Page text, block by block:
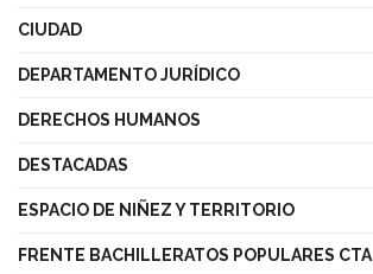
CIUDAD
DEPARTAMENTO JURÍDICO
DERECHOS HUMANOS
DESTACADAS
ESPACIO DE NIÑEZ Y TERRITORIO
FRENTE BACHILLERATOS POPULARES CTA